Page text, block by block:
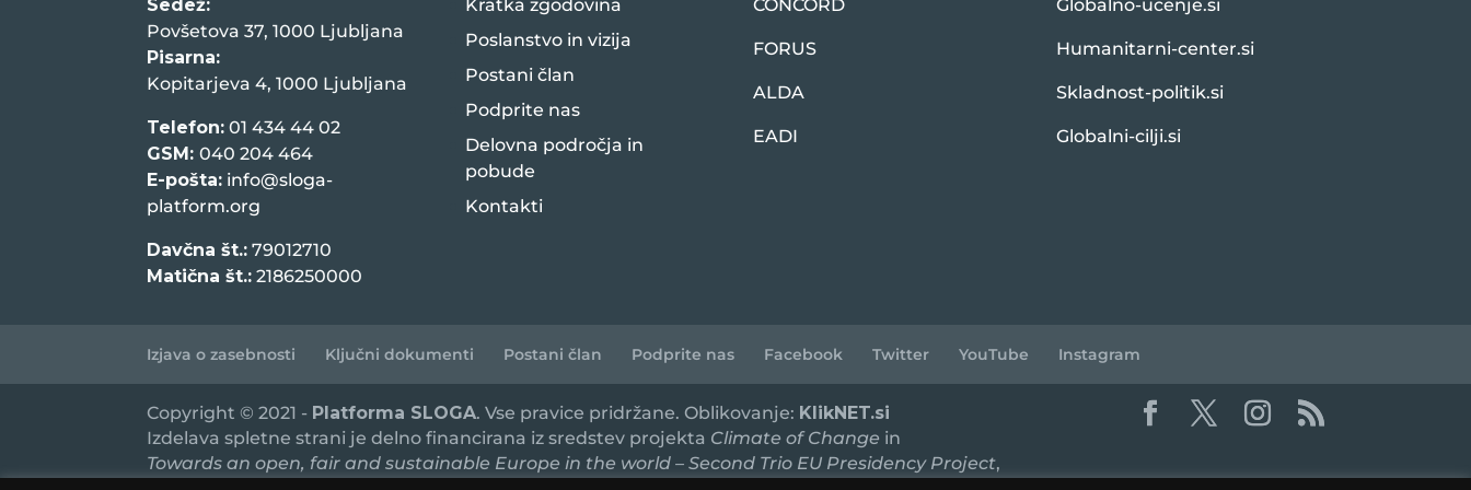
Sedež:
Povšetova 37, 1000 Ljubljana
Pisarna:
Kopitarjeva 4, 1000 Ljubljana
Telefon: 01 434 44 02
GSM:040 204 464
E-pošta: info@sloga-
platform.org
Davčna št.: 79012710
Matična št.: 2186250000
Kratka zgodovina
Poslanstvo in vizija
Postani član
Podprite nas
Delovna področja in
pobude
Kontakti
CONCORD
FORUS
ALDA
EADI
Globalno-ucenje.si
Humanitarni-center.si
Skladnost-politik.si
Globalni-cilji.si
Izjava o zasebnosti Ključni dokumenti Postani član Podprite nas Facebook Twitter YouTube Instagram
Copyright © 2021 - Platforma SLOGA. Vse pravice pridržane. Oblikovanje: KlikNET.si
Izdelava spletne strani je delno financirana iz sredstev projekta Climate of Change in
Towards an open, fair and sustainable Europe in the world – Second Trio EU Presidency Project,